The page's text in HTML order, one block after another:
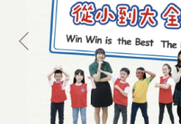
Previous